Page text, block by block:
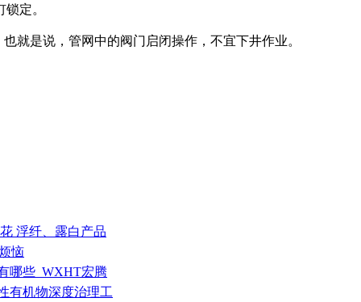
定。
就是说，管网中的阀门启闭操作，不宜下井作业。
浮纤、露白产品
恼
哪些_WXHT宏腾
有机物深度治理工